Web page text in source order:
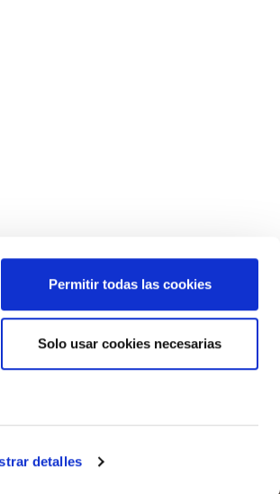
detalles
Permitir todas las cookies
Solo usar cookies necesarias
informado?
newsletter
web